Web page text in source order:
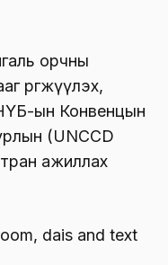
орчны
өргөжүүлэх,
ын Конвенцын
(UNCCD
ажиллах